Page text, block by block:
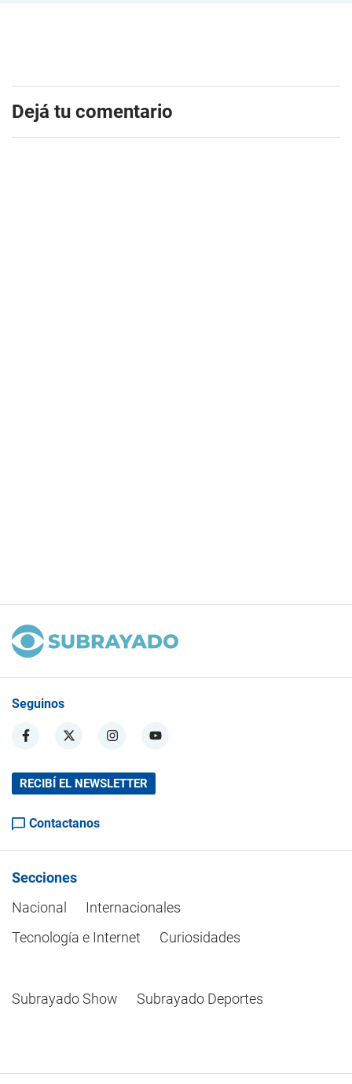
Dejá tu comentario
Seguinos
RECIBÍ EL NEWSLETTER
Contactanos
Secciones
Nacional
Internacionales
Tecnología e Internet
Curiosidades
Subrayado Show Subrayado Deportes